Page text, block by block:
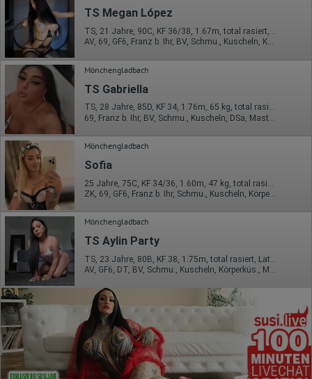
TS Megan López
TS, 21 Jahre, 90C, KF 36/38, 1.67m, total rasiert, Latina
AV, 69, GF6, Franz b. Ihr, BV, Schmu., Kuscheln, Körperküs.
Mönchengladbach
TS Gabriella
TS, 28 Jahre, 85D, KF 34, 1.76m, 65 kg, total rasiert, Latina
Mönchengladbach
Sofia
ZK, 69, GF6, Franz b. Ihr, Schmu., Kuscheln, Körperküs., DSp
Mönchengladbach
TS Aylin Party
TS, 23 Jahre, 80B, KF 38, 1.75m, total rasiert, Latina
AV, GF6, DT, BV, Schmu., Kuscheln, Körperküs., Mast.